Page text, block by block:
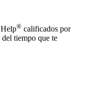
® calificados por
tiempo que te